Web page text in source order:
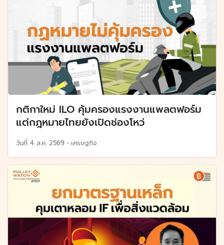
กติกาใหม่ ILO คุ้มครองแรงงานแพลตฟอร์ม
แต่กฎหมายไทยยังเปิดช่องโหว่
วันที่ 4 ส.ค. 2569 • เศรษฐกิจ